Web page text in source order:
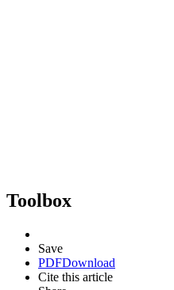
Toolbox
Save
PDFDownload
Cite this article